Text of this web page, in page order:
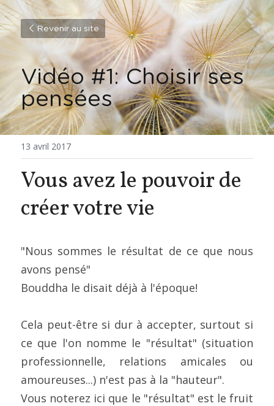
Revenir au site
Vidéo #1: Choisir ses
pensées
13 avril 2017
Vous avez le pouvoir de
créer votre vie
"Nous sommes le résultat de ce que nous
avons pensé"
Bouddha le disait déjà à l'époque!
Cela peut-être si dur à accepter, surtout si
ce que l'on nomme le "résultat" (situation
professionnelle, relations amicales ou
amoureuses...) n'est pas à la "hauteur".
Vous noterez ici que le "résultat" est le fruit